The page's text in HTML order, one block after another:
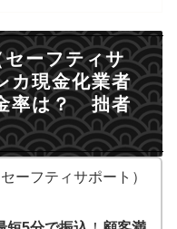
ーフティサ
カ現金化業者
率は？ 拙者
ーフティサポート）